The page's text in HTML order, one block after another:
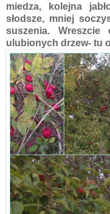
miedza, kolejna
słodsze, mniej
suszenia.
ulubionych drzew- tu